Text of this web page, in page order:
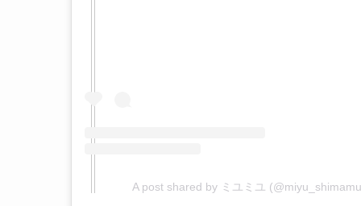
A post shared by ミユミユ